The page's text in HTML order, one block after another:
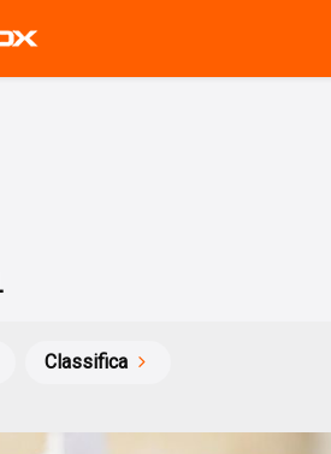
Classifica